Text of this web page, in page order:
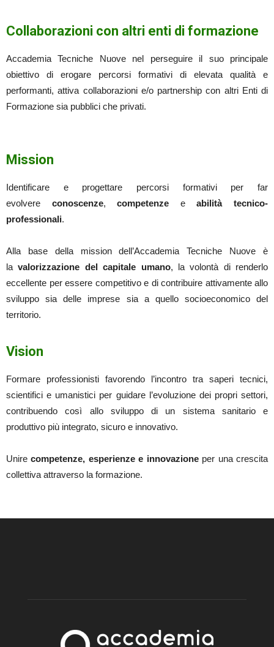
Collaborazioni con altri enti di formazione
Accademia Tecniche Nuove nel perseguire il suo principale
obiettivo di erogare percorsi formativi di elevata qualità e
performanti, attiva collaborazioni e/o partnership con altri Enti di
Formazione sia pubblici che privati.
Mission
Identificare e progettare percorsi formativi per far
evolvere conoscenze,competenze eabilità tecnico-
professionali.
Alla base della mission dell’Accademia Tecniche Nuove è
lavalorizzazione del capitale umano, la volontà di renderlo
eccellente per essere competitivo e di contribuire attivamente allo
sviluppo sia delle imprese sia a quello socioeconomico del
territorio.
Vision
Formare professionisti favorendo l’incontro tra saperi tecnici,
scientifici e umanistici per guidare l’evoluzione dei propri settori,
contribuendo così allo sviluppo di un sistema sanitario e
produttivo più integrato, sicuro e innovativo.
Unirecompetenze, esperienze e innovazioneper una crescita
collettiva attraverso la formazione.